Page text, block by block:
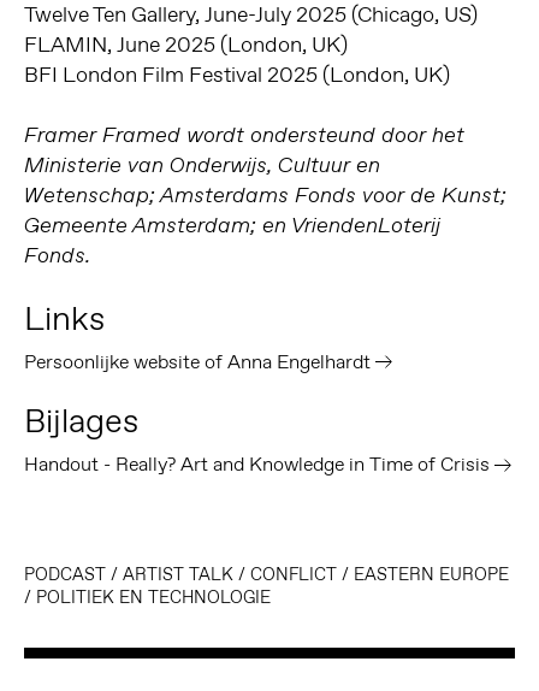
Twelve Ten Gallery, June-July 2025 (Chicago, US)
FLAMIN, June 2025 (London, UK)
BFI London Film Festival 2025 (London, UK)
Framer Framed wordt ondersteund door het
Ministerie van Onderwijs, Cultuur en
Wetenschap; Amsterdams Fonds voor de Kunst;
Gemeente Amsterdam; en VriendenLoterij
Fonds.
Links
Persoonlijke website of Anna Engelhardt
Bijlages
Handout - Really? Art and Knowledge in Time of Crisis
PODCAST/ ARTIST TALK/ CONFLICT/ EASTERN EUROPE
/ POLITIEK EN TECHNOLOGIE